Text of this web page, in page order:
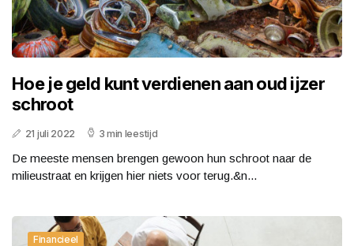
Hoe je geld kunt verdienen aan oud ijzer
schroot
21 juli 2022 3 min leestijd
De meeste mensen brengen gewoon hun schroot naar de
milieustraat en krijgen hier niets voor terug.&n...
Financieel